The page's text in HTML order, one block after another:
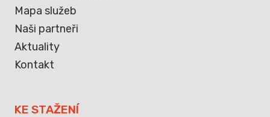
Mapa služeb
Naši partneři
Aktuality
Kontakt
KE STAŽENÍ